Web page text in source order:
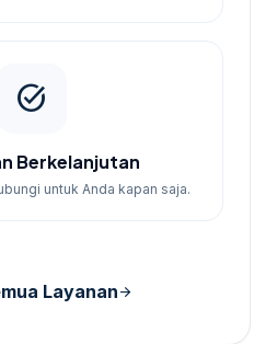
task_alt
Berkelanjutan
untuk Anda kapan saja.
Layananarrow_forward